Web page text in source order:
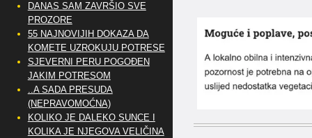
DANAS SAM ZAVRŠIO SVE
PROZORE
55 NAJNOVIJIH DOKAZA DA
KOMETE UZROKUJU POTRESE
SJEVERNI PERU POGOĐEN
JAKIM POTRESOM
..A SADA PRESUDA
(NEPRAVOMOĆNA)
KOLIKO JE DALEKO SUNCE I
KOLIKA JE NJEGOVA VELIČINA